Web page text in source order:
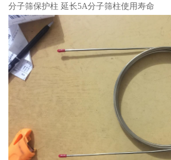
分子筛保护柱 延长5A分子筛柱使用寿命